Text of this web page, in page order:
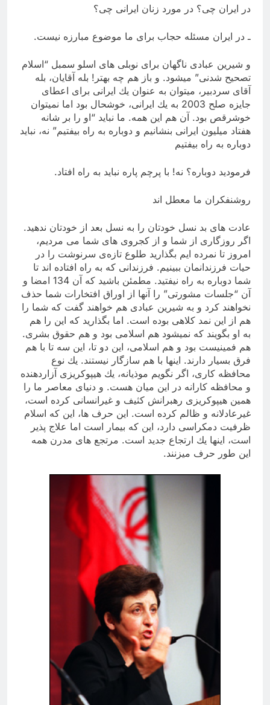
در ایران چی؟‌ در مورد زنان ایرانی چی؟
ـ در ایران مسئله حجاب برای ما موضوع مبارزه نیست.
و شیرین عبادی ناگهان برای نوبلی های اسلو سمبل “اسلام
تصحیح شدنی” میشود. و باز هم چه بهتر! بله آقایان، بله
آقای سردبیر، میتوان به عنوان یك ایرانی برای اعطای
جایزه صلح 2003 به یك ایرانی، خوشحال بود اما نمیتوان
خوشرقص بود. آن هم این همه. ما نباید “او را بر شانه
هفتاد ‌میلیون ایرانی بنشانیم و دوباره به راه بیفتیم” نه، نباید
دوباره به راه بیفتیم
فرمودید دوباره؟ نه! با پرچم پاره نباید به راه افتاد.
روشنفكران ما معطل اند
عادت های بد نسل خودتان را به نسل بعد‌ از خودتان ندهید.
اگر روزگاری از شما و از كجروی های شما می مردیم،
امروز تا نمرده ایم بگذارید طلوع تازه‌ی سرنوشت را در
حیات فرزندانمان ببینیم. فرزندانی كه به راه افتاده اند تا
شما دوباره به راه نیفتید. مطمئن باشید كه آن 134 امضا و
آن “جلسات مشورتی” را آنها از اوراق افتخارات شما حذف
نخواهند كرد و به شیرین عبادی هم خواهند گفت كه شما را
هم از این نمد كلاهی بوده است. اما بگذارید كه این را هم
به او بگویند كه نمیشود هم اسلامی بود و هم حقوق بشری.
هم فمینیست بود و هم اسلامی، این دو تا، این سه تا با هم
فرق بسیار دارند. اینها با هم سازگار نیستند. یك نوع
محافظه كاری، اگر نگویم موذیانه، یك هیپوكریزی آزاردهنده
و محافظه كارانه در این میان هست. و دنیای معاصر ما را
همین هیپوكریزی رهبرانش كثیف و غیرانسانی كرده است،
غیرعادلانه و ظالم كرده است. این حرف ها، این كه اسلام
ظرفیت دمكراسی دارد، این كه بیمار است اما علاج پذیر
است، اینها یك ارتجاع جدید است. مرتجع های مدرن همه
این طور حرف میزنند.